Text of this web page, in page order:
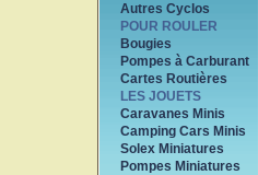
Autres Cyclos
POUR ROULER
Bougies
Pompes à Carburant
Cartes Routières
LES JOUETS
Caravanes Minis
Camping Cars Minis
Solex Miniatures
Pompes Miniatures